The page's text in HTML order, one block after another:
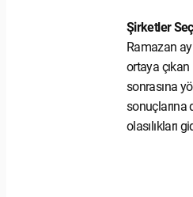
Şirketler
Ramazan
ortaya
sonrasına
sonuçlarına
olasılıkları